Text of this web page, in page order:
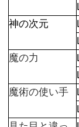
神の次元
魔の力
魔術の使い手